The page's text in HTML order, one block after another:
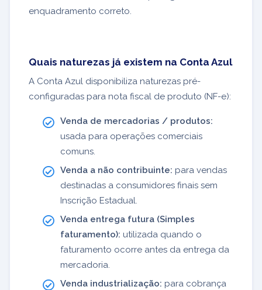
enquadramento correto.
Quais naturezas já existem na Conta Azul
A Conta Azul disponibiliza naturezas pré-
configuradas para nota fiscal de produto (NF-e):
Venda de mercadorias / produtos:
usada para operações comerciais
comuns.
Venda a não contribuinte: para vendas
destinadas a consumidores finais sem
Inscrição Estadual.
Venda entrega futura (Simples
faturamento): utilizada quando o
faturamento ocorre antes da entrega da
mercadoria.
Venda industrialização: para cobrança